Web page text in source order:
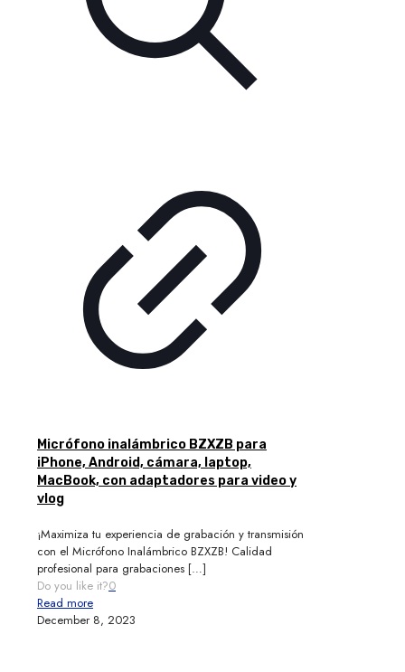
Micrófono inalámbrico BZXZB para
iPhone, Android, cámara, laptop,
MacBook, con adaptadores para video y
vlog
¡Maximiza tu experiencia de grabación y transmisión
con el Micrófono Inalámbrico BZXZB! Calidad
profesional para grabaciones […]
Do you like it?0
Read more
December 8, 2023